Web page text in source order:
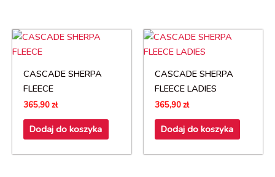
CASCADE SHERPA
FLEECE
365,90zł
Dodaj do koszyka
CASCADE SHERPA
FLEECE LADIES
365,90zł
Dodaj do koszyka